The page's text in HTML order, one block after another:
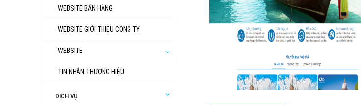
WEBSITE BÁN HÀNG
WEBSITE GIỚI THIỆU CÔNG TY
WEBSITE
TIN NHẮN THƯƠNG HIỆU
DỊCH VỤ